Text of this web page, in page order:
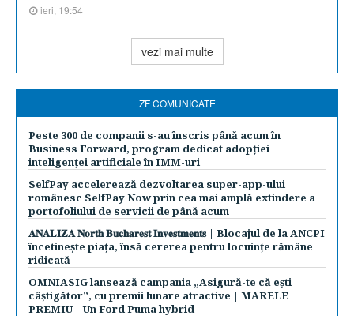
ieri, 19:54
vezi mai multe
ZF COMUNICATE
Peste 300 de companii s-au înscris până acum în
Business Forward, program dedicat adopției
inteligenței artificiale în IMM-uri
SelfPay accelerează dezvoltarea super-app-ului
românesc SelfPay Now prin cea mai amplă extindere a
portofoliului de servicii de până acum
𝐀𝐍𝐀𝐋𝐈𝐙𝐀 𝐍𝐨𝐫𝐭𝐡 𝐁𝐮𝐜𝐡𝐚𝐫𝐞𝐬𝐭 𝐈𝐧𝐯𝐞𝐬𝐭𝐦𝐞𝐧𝐭𝐬 | Blocajul de la ANCPI
încetinește piața, însă cererea pentru locuințe rămâne
ridicată
OMNIASIG lansează campania „Asigură-te că ești
câștigător”, cu premii lunare atractive | MARELE
PREMIU – Un Ford Puma hybrid